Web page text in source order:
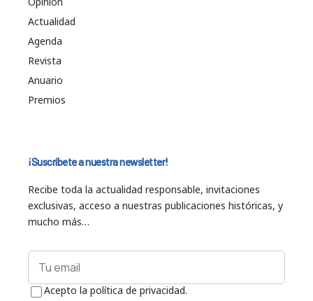
Actualidad
Agenda
Revista
Anuario
Premios
¡Suscríbete a nuestra newsletter!
Recibe toda la actualidad responsable, invitaciones
exclusivas, acceso a nuestras publicaciones históricas, y
mucho más…
Acepto la política de privacidad.